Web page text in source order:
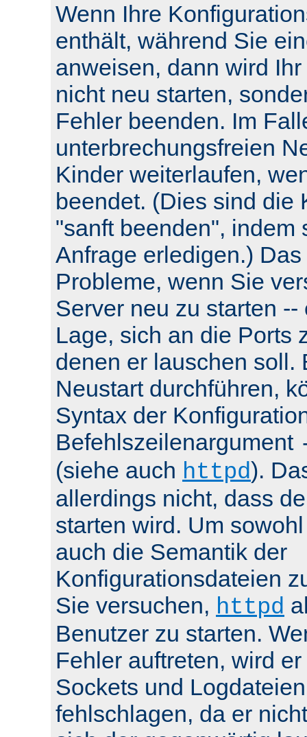
Wenn Ihre
enthält, während Sie
anweisen, dann wird
nicht neu starten,
Fehler beenden. Im
unterbrechungsfreien
Kinder weiterlaufen,
beendet. (Dies sind die
"sanft beenden", indem
Anfrage erledigen.)
Probleme, wenn Sie
Server neu zu starten
Lage, sich an die Ports
denen er lauschen soll.
Neustart durchführen,
Syntax der
Befehlszeilenargument
(siehe auch httpd).
allerdings nicht, dass
starten wird. Um
auch die Semantik der
Konfigurationsdateien
Sie versuchen, httpd
Benutzer zu starten.
Fehler auftreten, wird
Sockets und
fehlschlagen, da er